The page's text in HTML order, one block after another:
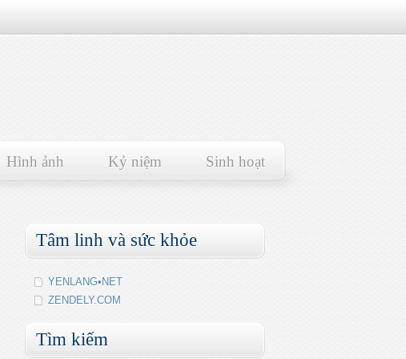
Hình ảnh Kỷ niệm Sinh hoạt
Tâm linh và sức khỏe
YENLANG•NET
ZENDELY.COM
Tìm kiếm